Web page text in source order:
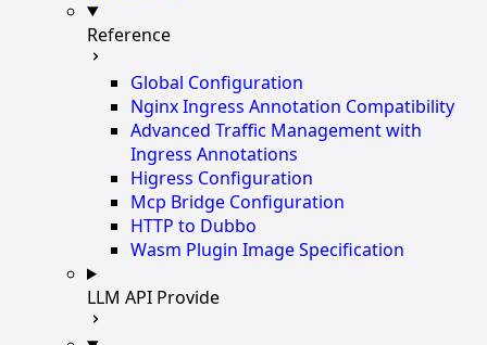
Reference
Global Configuration
Nginx Ingress Annotation Compatibility
Advanced Traffic Management with
Ingress Annotations
Higress Configuration
Mcp Bridge Configuration
HTTP to Dubbo
Wasm Plugin Image Specification
LLM API Provide